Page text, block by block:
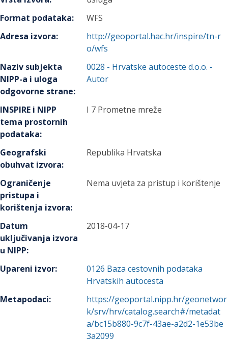
Format podataka:
WFS
Adresa izvora:
http://geoportal.hac.hr/inspire/tn-r
o/wfs
Naziv subjekta
NIPP-a i uloga
odgovorne strane:
0028 - Hrvatske autoceste d.o.o. -
Autor
INSPIRE i NIPP
tema prostornih
podataka:
I 7 Prometne mreže
Geografski
obuhvat izvora:
Republika Hrvatska
Ograničenje
pristupa i
korištenja izvora:
Nema uvjeta za pristup i korištenje
Datum
uključivanja izvora
u NIPP:
2018-04-17
Upareni izvor: 0126 Baza cestovnih podataka
Hrvatskih autocesta
Metapodaci:
https://geoportal.nipp.hr/geonetwor
k/srv/hrv/catalog.search#/metadat
a/bc15b880-9c7f-43ae-a2d2-1e53be
3a2099